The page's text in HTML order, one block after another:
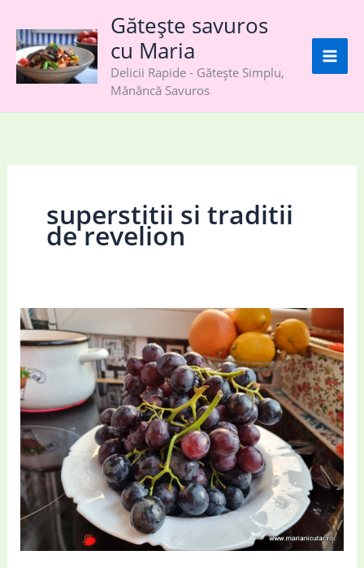
content
Gătește savuros
cu Maria
Delicii Rapide - Gătește Simplu,
Mănâncă Savuros
superstitii si traditii
de revelion